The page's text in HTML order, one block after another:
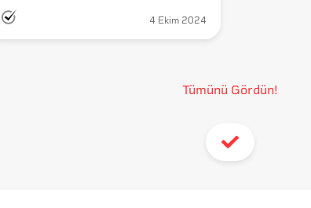
4 Ekim 2024
Tümünü Gördün!